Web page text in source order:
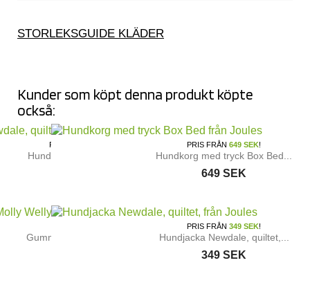
STORLEKSGUIDE KLÄDER
Kunder som köpt denna produkt köpte
också:
Hundregnjacka Print från...
PRIS FRÅN
Hundkorg med tryck Box Bed...
PRIS FRÅN 649 SEK!
649 SEK
Gummistövlar Molly Welly... Hundjacka Newdale, quiltet,...
PRIS FRÅN 349 SEK!
349 SEK